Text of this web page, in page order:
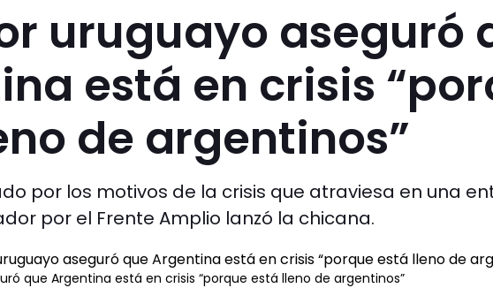
uruguayo aseguró
está en crisis
de argentinos”
por los motivos de la crisis que atraviesa en una
por el Frente Amplio lanzó la chicana.
que Argentina está en crisis “porque está lleno de argentinos”